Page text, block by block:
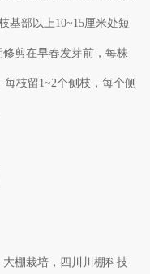
基部以上10~15厘米处短
剪在早春发芽前，每株
枝留1~2个侧枝，每个侧
棚栽培，四川川棚科技